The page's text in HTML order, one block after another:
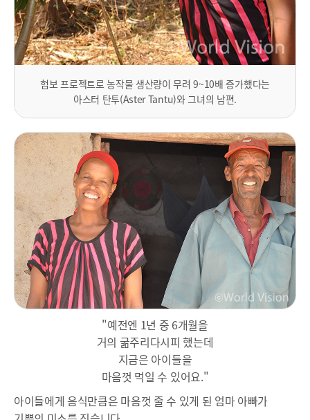
험보 프로젝트로 농작물 생산량이 무려 9~10배 증가했다는
아스터 탄투(Aster Tantu)와 그녀의 남편.
"예전엔 1년 중 6개월을
거의 굶주리다시피 했는데
지금은 아이들을
마음껏 먹일 수 있어요."
아이들에게 음식만큼은 마음껏 줄 수 있게 된 엄마 아빠가